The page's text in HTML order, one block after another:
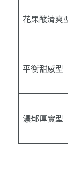
花果酸清爽
平衡甜感型
濃郁厚實型